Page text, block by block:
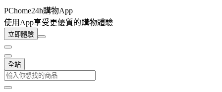
PChome24h購物App
使用App享受更優質的購物體驗
立即體驗
全站